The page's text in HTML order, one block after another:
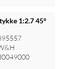
se priser
1:2.7 45°